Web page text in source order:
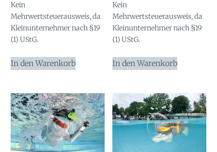
Kein
Mehrwertsteuerausweis, da
Kleinunternehmer nach §19
(1) UStG.
In den Warenkorb
Kein
Mehrwertsteuerausweis, da
Kleinunternehmer nach §19
(1) UStG.
In den Warenkorb